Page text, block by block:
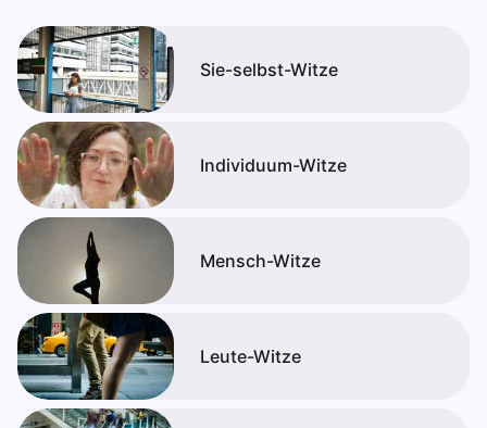
Sie-selbst-Witze
Individuum-Witze
Mensch-Witze
Leute-Witze